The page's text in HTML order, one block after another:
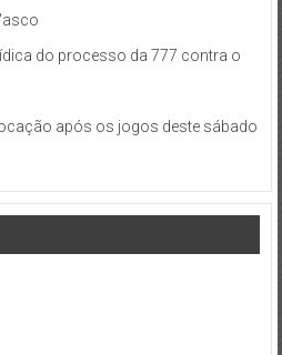
do processo da 777 contra o
após os jogos deste sábado